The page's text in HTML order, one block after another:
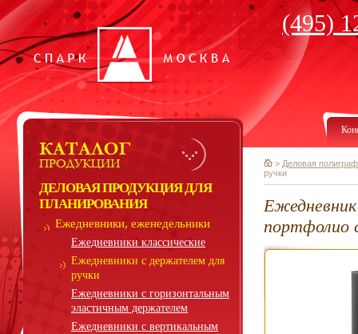
(495)
ДЕЛОВАЯ ПРОДУКЦИЯ ДЛЯ
ПЛАНИРОВАНИЯ
Ежедневники, еженедельники
Ежедневники классические
Ежедневники с держателем для
ручки
Ежедневники с горизонтальным
эластичным держателем
Ежедневники с вертикальным
> Деловая
ручки
портфолио